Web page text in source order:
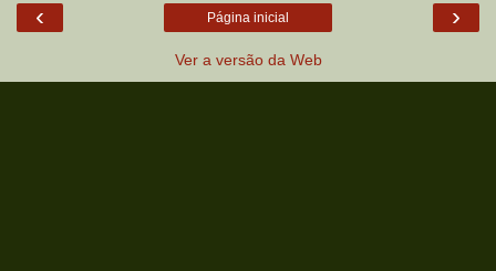
‹ ›
Página inicial
Ver a versão da Web